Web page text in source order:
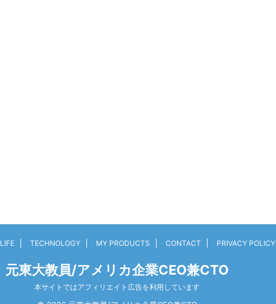
LIFE TECHNOLOGY MY PRODUCTS CONTACT PRIVACY POLICY
元東大教員/アメリカ企業CEO兼CTO
本サイトではアフィリエイト広告を利用しています